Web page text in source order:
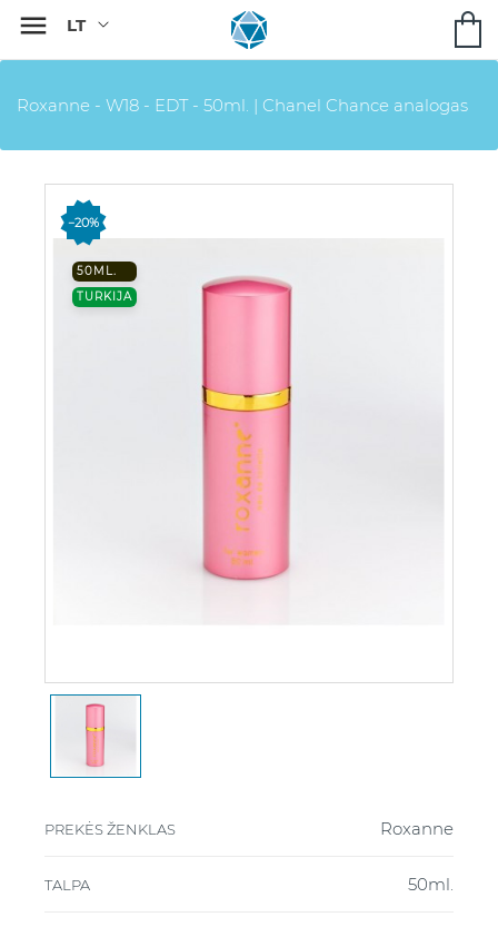

Roxanne - W18 - EDT - 50ml. | Chanel Chance analogas
−20%
50ML.
TURKIJA
PREKĖS ŽENKLAS Roxanne
TALPA 50ml.